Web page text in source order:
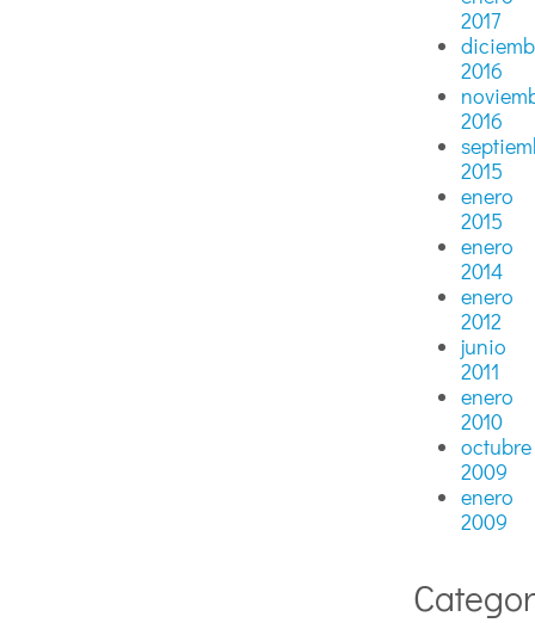
2017
2016
2016
2015
enero
2015
enero
2014
enero
2012
junio
2011
enero
2010
octubre
2009
enero
2009